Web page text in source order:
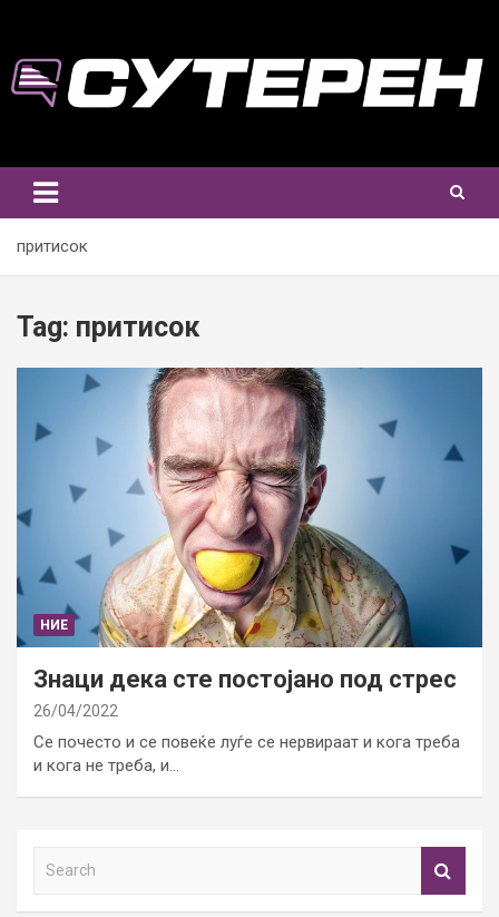
content
притисок
Tag: притисок
НИЕ
Знаци дека сте постојано под стрес
26/04/2022
Се почесто и се повеќе луѓе се нервираат и кога треба
и кога не треба, и…